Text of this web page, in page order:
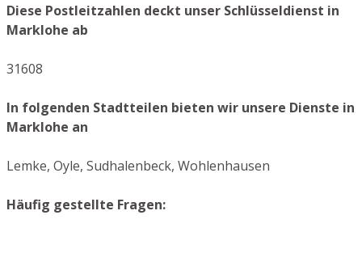
Diese Postleitzahlen deckt unser Schlüsseldienst in
Marklohe ab
31608
In folgenden Stadtteilen bieten wir unsere Dienste in
Marklohe an
Lemke, Oyle, Sudhalenbeck, Wohlenhausen
Häufig gestellte Fragen: